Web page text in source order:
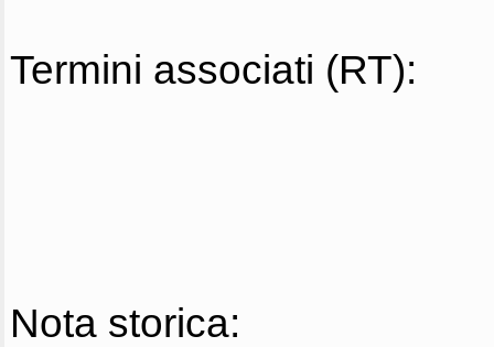
Termini associati (RT):
Nota storica: